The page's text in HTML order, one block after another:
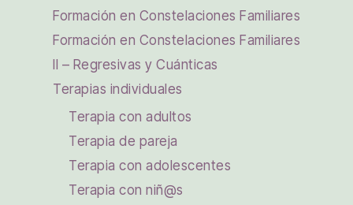
Formación en Constelaciones Familiares
Formación en Constelaciones Familiares
II – Regresivas y Cuánticas
Terapias individuales
Terapia con adultos
Terapia de pareja
Terapia con adolescentes
Terapia con niñ@s